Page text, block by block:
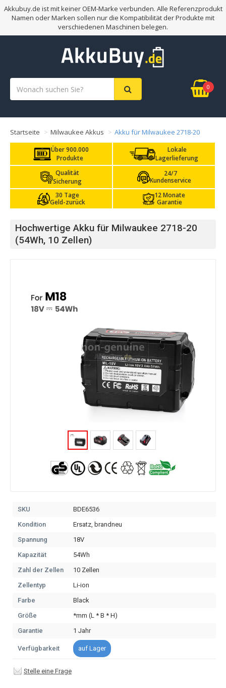
Akkubuy.de ist mit keiner OEM-Marke verbunden. Alle Referenzprodukt
Namen oder Marken sollen nur die Kompatibilität der Produkte mit
verschiedenen Maschinen belegen.
0
Startseite Milwaukee Akkus Akku für Milwaukee 2718-20
Über 900.000
Produkte
Lokale
Lagerlieferung
Qualität
Sicherung
24/7
Kundenservice
30 Tage
Geld-zurück
12 Monate
Garantie
Hochwertige Akku für Milwaukee 2718-20
(54Wh, 10 Zellen)
SKU
BDE6536
Kondition
Ersatz, brandneu
Spannung
18V
Kapazität
54Wh
Zahl der Zellen
10 Zellen
Zellentyp
Li-ion
Farbe
Black
Größe
*mm (L * B * H)
Garantie
1 Jahr
Verfügbarkeit auf Lager
Stelle eine Frage